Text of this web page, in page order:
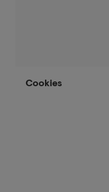
Cookies